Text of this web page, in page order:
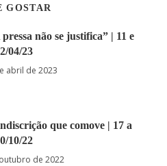
GOSTAR
não se justifica” | 11 e
04/23
abril de 2023
que comove | 17 a
10/22
de 2022